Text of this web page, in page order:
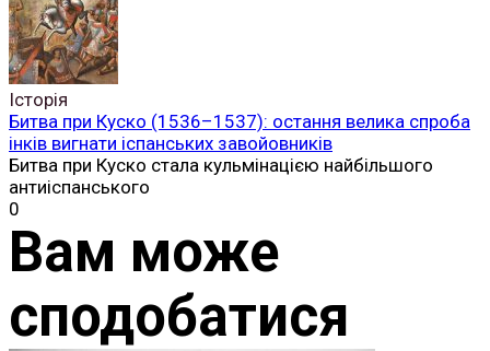
Історія
Битва при Куско (1536–1537): остання велика спроба
інків вигнати іспанських завойовників
Битва при Куско стала кульмінацією найбільшого
антиіспанського
0
Вам може
сподобатися